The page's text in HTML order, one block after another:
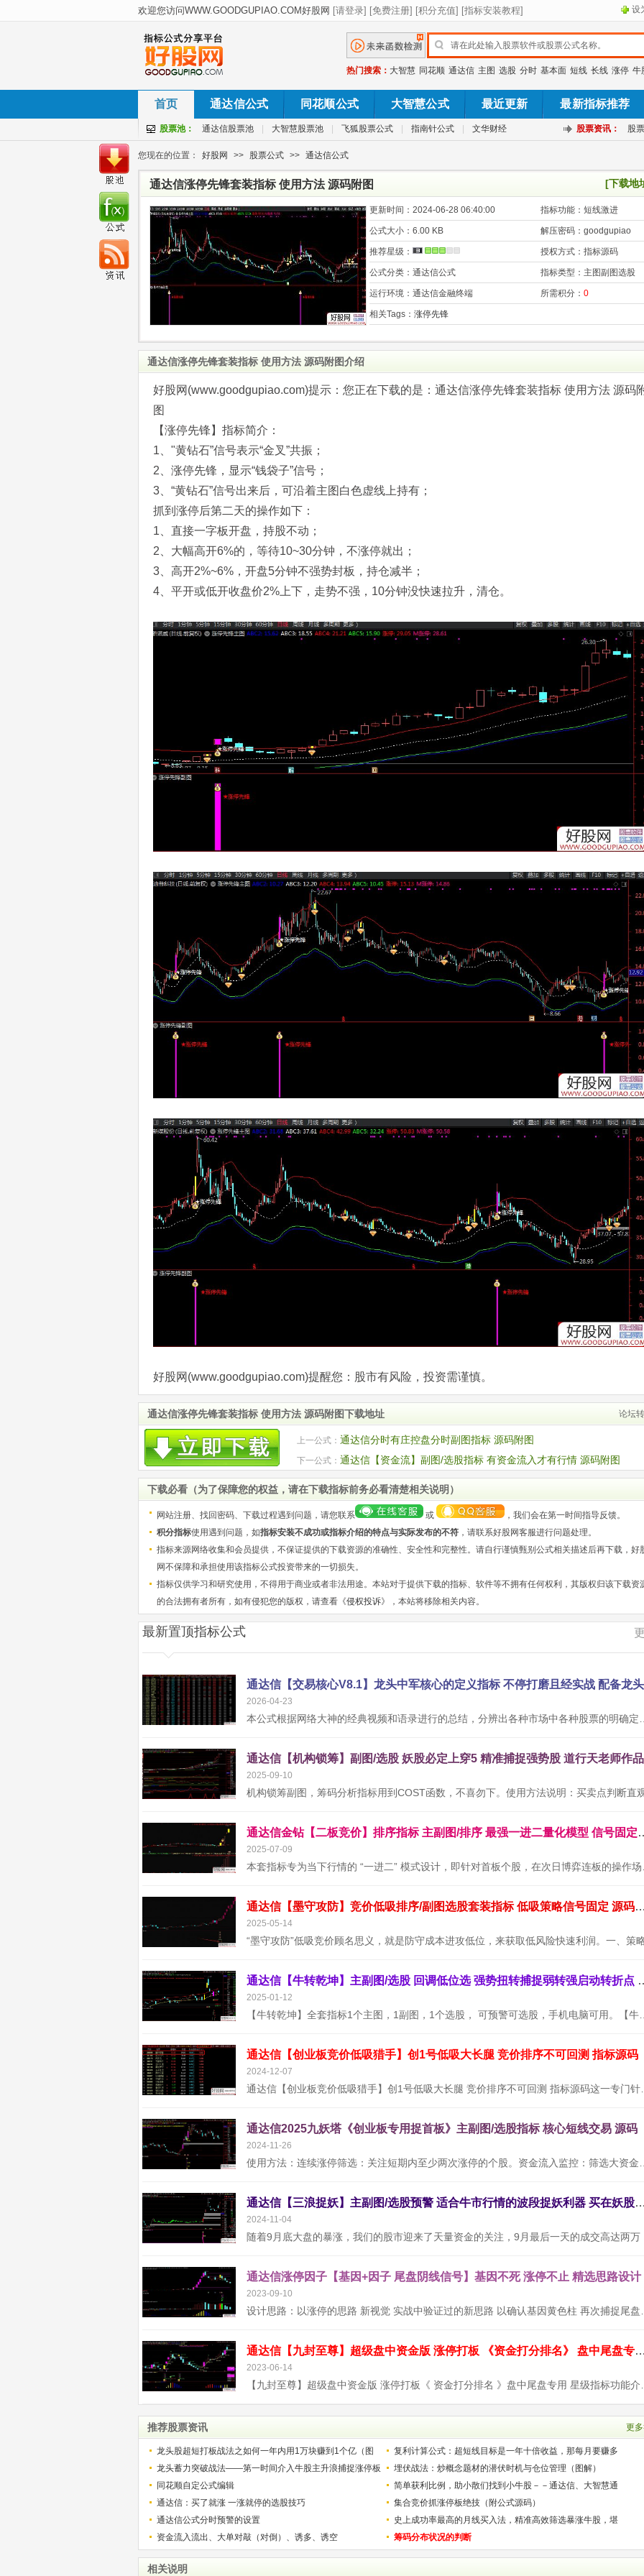
设
热门搜索： 大智慧 同花顺 通达信 主图 选股 分时 基本面 短线 长线 涨停 牛
首页 通达信公式 同花顺公式 大智慧公式 最近更新 最新指标推荐
股票池： 通达信股票池 大智慧股票池 飞狐股票公式 指南针公式 文华财经 股票资讯： 股
您现在的位置： 好股网 >> 股票公式 >> 通达信公式
通达信涨停先锋套装指标 使用方法 源码附图 [下载地
更新时间： 2024-06-28 06:40:00 指标功能： 短线激进
公式大小： 6.00 KB 解压密码： goodgupiao
推荐星级： 授权方式： 指标源码
公式分类： 通达信公式 指标类型： 主图副图选股
运行环境： 通达信金融终端 所需积分： 0
相关Tags： 涨停先锋
通达信涨停先锋套装指标 使用方法 源码附图介绍
好股网(www.goodgupiao.com)提示：您正在下载的是：通达信涨停先锋套装指标 使用方法 源码
图
【涨停先锋】指标简介：
1、"黄钻石”信号表示“金叉”共振；
2、涨停先锋，显示“钱袋子”信号；
3、“黄钻石”信号出来后，可沿着主图白色虚线上持有；
抓到涨停后第二天的操作如下：
1、直接一字板开盘，持股不动；
2、大幅高开6%的，等待10~30分钟，不涨停就出；
3、高开2%~6%，开盘5分钟不强势封板，持仓减半；
4、平开或低开收盘价2%上下，走势不强，10分钟没快速拉升，清仓。
好股网(www.goodgupiao.com)提醒您：股市有风险，投资需谨慎。
通达信涨停先锋套装指标 使用方法 源码附图下载地址 论坛
上一公式： 通达信分时有庄控盘分时副图指标 源码附图
下一公式： 通达信【资金流】副图/选股指标 有资金流入才有行情 源码附图
下载必看（为了保障您的权益，请在下载指标前务必看清楚相关说明）
网站注册、找回密码、下载过程遇到问题，请您联系 或
，我们会在第一时间指导反馈。
积分指标使用遇到问题，如指标安装不成功或指标介绍的特点与实际发布的不符 ，请联系好股网客服进行问题处理。
指标来源网络收集和会员提供，不保证提供的下载资源的准确性、安全性和完整性。请自行谨慎甄别公式相关描述后再下载，好
网不保障和承担使用该指标公式投资带来的一切损失。
指标仅供学习和研究使用，不得用于商业或者非法用途。本站对于提供下载的指标、软件等不拥有任何权利，其版权归该下载资
的合法拥有者所有，如有侵犯您的版权，请查看《侵权投诉》，本站将移除相关内容。
最新置顶指标公式
2026-04-23
本公式根据网络大神的经典视频和语录进
2025-09-10
通达信金钻【二板竞价】排序指标
2025-07-09
本套指标专
通达信【墨守攻防】竞价低吸排序/副图选股套装指标 低吸策略信号固定 源码无未来
2025-05-14
通达信【牛转乾坤】主副图/选
2025-01-12
【牛转乾坤】全套指标1个主图，1副图
通达信【创业板竞价低吸猎手】创1号低吸大长腿 竞价排序不可回测 指标源码
2024-12-07
通达信【创业板竞价低吸
通达信2025九妖塔《创业板专用捉首板》主副图/选股指标 核心短线交易 源码
2024-11-26
使用方法：连续涨停筛选：关注短期内
通达信【三浪捉妖】主副图/选股预警 适合牛市行情的波段捉妖利器 买在妖股启动点
2024-11-04
通达信涨停因子【基因+因子 尾盘阴线信号】基因不死 涨停不止 精选思路设计
2023-09-10
设计思路：以涨停的思路
通达信【九封至尊】超级盘中资金版 涨停打板 《资金打分排名》 盘中尾盘专用 星级指标
2023-06-14
【九封至尊】超级盘中资
推荐股票资讯 更
龙头股超短打板战法之如何一年内用1万块赚到1个亿（图
解）
复利计算公式：超短线目标是一年十倍收益，那每月要赚多
少？
龙头蓄力突破战法——第一时间介入牛股主升浪捕捉涨停板
的技巧（图解）
埋伏战法：炒概念题材的潜伏时机与仓位管理（图解）
同花顺自定公式编辑
简单获利比例，助小散们找到小牛股－－通达信、大智慧通
用
通达信：买了就涨 一涨就停的选股技巧
集合竞价抓涨停板绝技（附公式源码）
通达信公式分时预警的设置
史上成功率最高的月线买入法，精准高效筛选暴涨牛股，堪
称选股法宝！
资金流入流出、大单对敲（对倒）、诱多、诱空 筹码分布状况的判断
相关说明